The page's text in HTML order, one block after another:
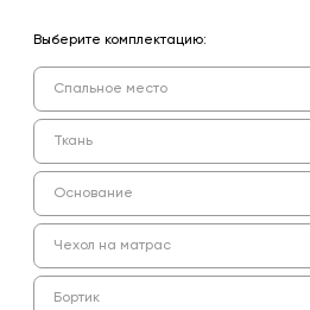
Выберите комплектацию:
Спальное место
Ткань
Основание
Чехол на матрас
Бортик